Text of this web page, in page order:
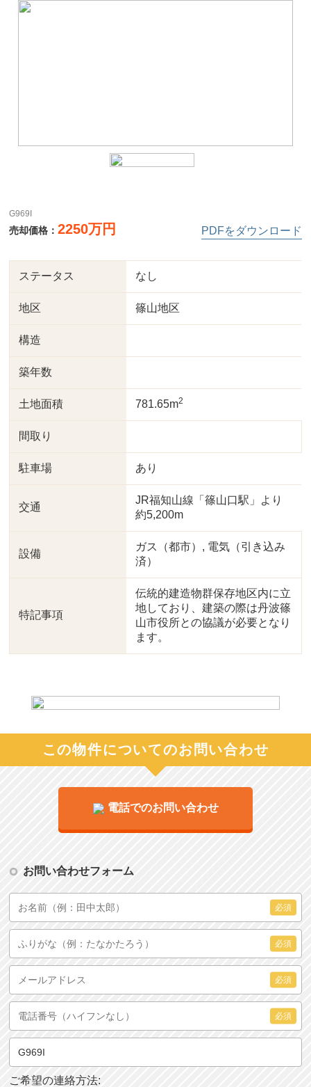
G969I
売却価格：2250万円 PDFをダウンロード
ステータス なし
地区 篠山地区
構造
築年数
土地面積 781.65m2
間取り
駐車場 あり
交通
JR福知山線「篠山口駅」より
約5,200m
設備
ガス（都市）, 電気（引き込み
済）
特記事項
伝統的建造物群保存地区内に立
地しており、建築の際は丹波篠
山市役所との協議が必要となり
ます。
この物件についてのお問い合わせ
電話でのお問い合わせ
お問い合わせフォーム
必須
必須
必須
必須
ご希望の連絡方法: